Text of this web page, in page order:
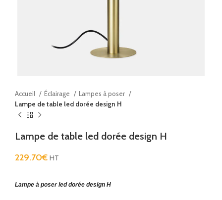
Accueil Éclairage
Lampes à poser
Lampe de table led dorée design H
Lampe de table led dorée design H
229.70€ HT
Lampe à poser led dorée design H